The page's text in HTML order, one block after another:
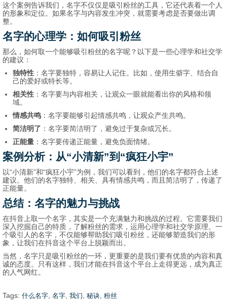
这个案例告诉我们，名字不仅仅是吸引粉丝的工具，它还代表着一个人
的形象和定位。如果名字与内容发生冲突，就需要考虑是否要做出调
整。
名字的心理学：如何吸引粉丝
那么，如何取一个能够吸引粉丝的名字呢？以下是一些心理学和社交学
的建议：
独特性 ：名字要独特，容易让人记住。比如，使用生僻字、结合自
己的爱好或特长等。
相关性 ：名字要与内容相关，让观众一眼就能看出你的风格和领
域。
情感共鸣 ：名字要能够引起情感共鸣，让观众产生共鸣。
简洁明了 ：名字要简洁明了，避免过于复杂或冗长。
正能量 ：名字要传递正能量，避免负面情绪。
案例分析：从“小清新”到“疯狂小宇”
以“小清新”和“疯狂小宇”为例，我们可以看到，他们的名字都符合上述
建议。他们的名字独特、相关、具有情感共鸣，而且简洁明了，传递了
正能量。
总结：名字的魅力与挑战
在抖音上取一个名字，其实是一个充满魅力和挑战的过程。它需要我们
深入挖掘自己的特质，了解粉丝的需求，运用心理学和社交学原理。一
个吸引人的名字，不仅能够帮助我们吸引粉丝，还能够塑造我们的形
象，让我们在抖音这个平台上脱颖而出。
当然，名字只是吸引粉丝的一环，更重要的是我们要有优质的内容和真
诚的态度。只有这样，我们才能在抖音这个平台上走得更远，成为真正
的人气网红。
Tags: 什么名字 名字 我们 秘诀 粉丝